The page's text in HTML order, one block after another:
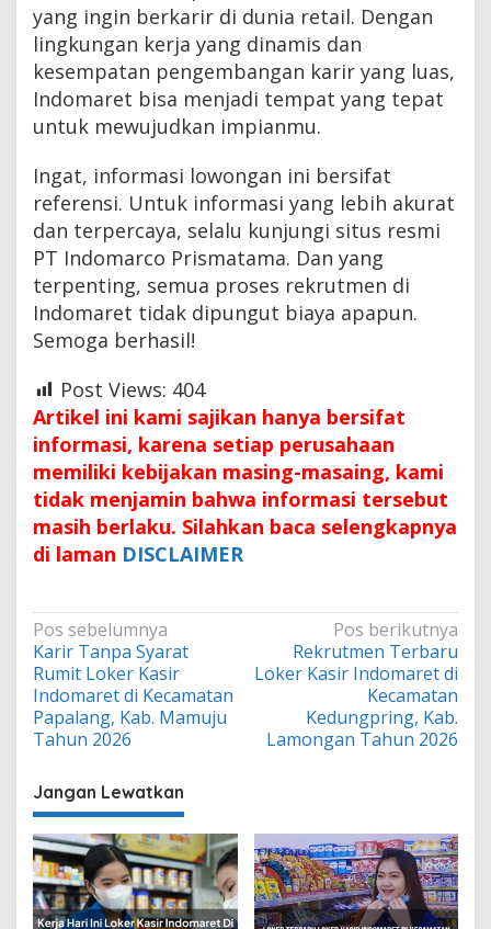
yang ingin berkarir di dunia retail. Dengan
lingkungan kerja yang dinamis dan
kesempatan pengembangan karir yang luas,
Indomaret bisa menjadi tempat yang tepat
untuk mewujudkan impianmu.
Ingat, informasi lowongan ini bersifat
referensi. Untuk informasi yang lebih akurat
dan terpercaya, selalu kunjungi situs resmi
PT Indomarco Prismatama. Dan yang
terpenting, semua proses rekrutmen di
Indomaret tidak dipungut biaya apapun.
Semoga berhasil!
Post Views: 404
Artikel ini kami sajikan hanya bersifat
informasi, karena setiap perusahaan
memiliki kebijakan masing-masaing, kami
tidak menjamin bahwa informasi tersebut
masih berlaku. Silahkan baca selengkapnya
di laman DISCLAIMER
Navigasi
pos
Pos sebelumnya
Karir Tanpa Syarat
Rumit Loker Kasir
Indomaret di Kecamatan
Papalang, Kab. Mamuju
Tahun 2026
Pos berikutnya
Rekrutmen Terbaru
Loker Kasir Indomaret di
Kecamatan
Kedungpring, Kab.
Lamongan Tahun 2026
Jangan Lewatkan